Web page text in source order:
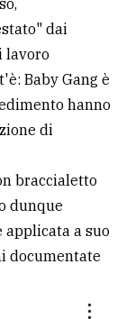
dai
lavoro
Baby Gang è
hanno
di
braccialetto
dunque
a suo
documentate